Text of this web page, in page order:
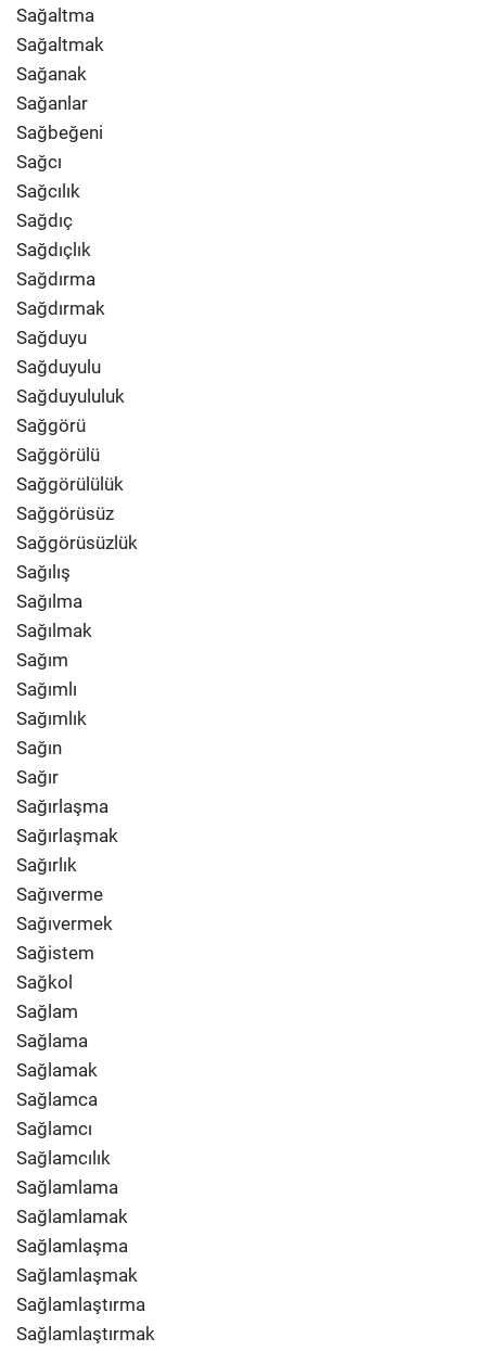
Sağaltma
Sağaltmak
Sağanak
Sağanlar
Sağbeğeni
Sağcı
Sağcılık
Sağdıç
Sağdıçlık
Sağdırma
Sağdırmak
Sağduyu
Sağduyulu
Sağduyululuk
Sağgörü
Sağgörülü
Sağgörülülük
Sağgörüsüz
Sağgörüsüzlük
Sağılış
Sağılma
Sağılmak
Sağım
Sağımlı
Sağımlık
Sağın
Sağır
Sağırlaşma
Sağırlaşmak
Sağırlık
Sağıverme
Sağıvermek
Sağistem
Sağkol
Sağlam
Sağlama
Sağlamak
Sağlamca
Sağlamcı
Sağlamcılık
Sağlamlama
Sağlamlamak
Sağlamlaşma
Sağlamlaşmak
Sağlamlaştırma
Sağlamlaştırmak